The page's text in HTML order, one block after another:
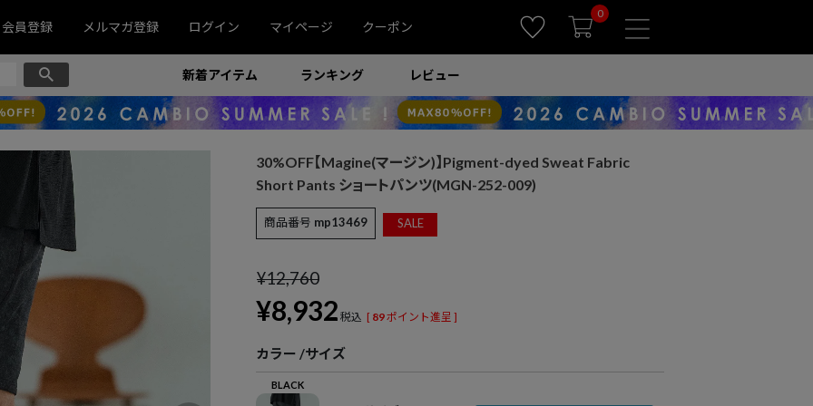
会員登録 メルマガ登録 ログイン マイページ クーポン
0
新着アイテム ランキング レビュー
30%OFF【Magine(マージン)】Pigment-dyed Sweat Fabric
Short Pants ショートパンツ(MGN-252-009)
商品番号 mp13469 SALE
¥12,760
¥8,932 税込 [ 89ポイント進呈 ]
カラー サイズ
BLACK